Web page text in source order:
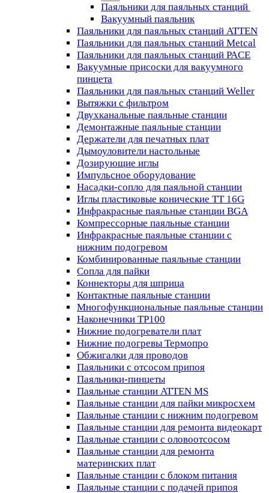
Паяльники для паяльных станций
Вакуумный паяльник
Паяльники для паяльных станций ATTEN
Паяльники для паяльных станций Metcal
Паяльники для паяльных станций PACE
Вакуумные присоски для вакуумного
пинцета
Паяльники для паяльных станций Weller
Вытяжки с фильтром
Двухканальные паяльные станции
Демонтажные паяльные станции
Держатели для печатных плат
Дымоуловители настольные
Дозирующие иглы
Импульсное оборудование
Насадки-сопло для паяльной станции
Иглы пластиковые конические TT 16G
Инфракрасные паяльные станции BGA
Компрессорные паяльные станции
Инфракрасные паяльные станции с
нижним подогревом
Комбинированные паяльные станции
Сопла для пайки
Коннекторы для шприца
Контактные паяльные станции
Многофункциональные паяльные станции
Наконечники TP100
Нижние подогреватели плат
Нижние подогревы Термопро
Обжигалки для проводов
Паяльники с отсосом припоя
Паяльники-пинцеты
Паяльные станции ATTEN MS
Паяльные станции для пайки микросхем
Паяльные станции с нижним подогревом
Паяльные станции для ремонта видеокарт
Паяльные станции с оловоотсосом
Паяльные станции для ремонта
материнских плат
Паяльные станции с блоком питания
Паяльные станции с подачей припоя